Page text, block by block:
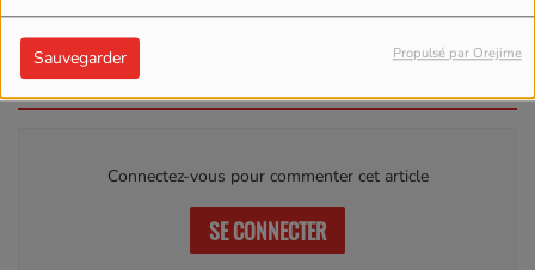
Sauvegarder Propulsé par Orejime
Commentaires(0)
Connectez-vous pour commenter cet article
SE CONNECTER